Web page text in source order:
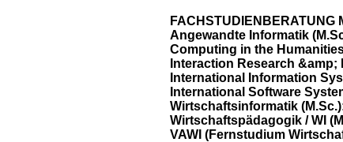
FACHSTUDIENBERATUNG
Angewandte Informatik
Computing in the
Interaction Research &amp;
International Information
International Software
Wirtschaftsinformatik
Wirtschaftspädagogik / WI
VAWI (Fernstudium